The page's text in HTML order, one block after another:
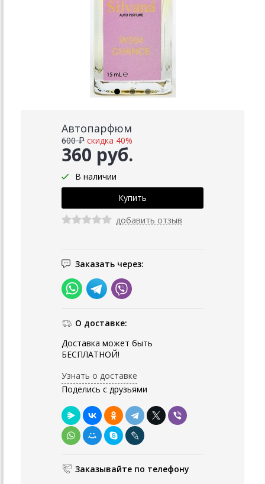
Автопарфюм
360 руб.
600 ₽ скидка 40%
В наличии
добавить отзыв
Заказать через:
О доставке:
Доставка может быть
БЕСПЛАТНОЙ!
Узнать о доставке
Поделись с друзьями
Заказывайте по телефону